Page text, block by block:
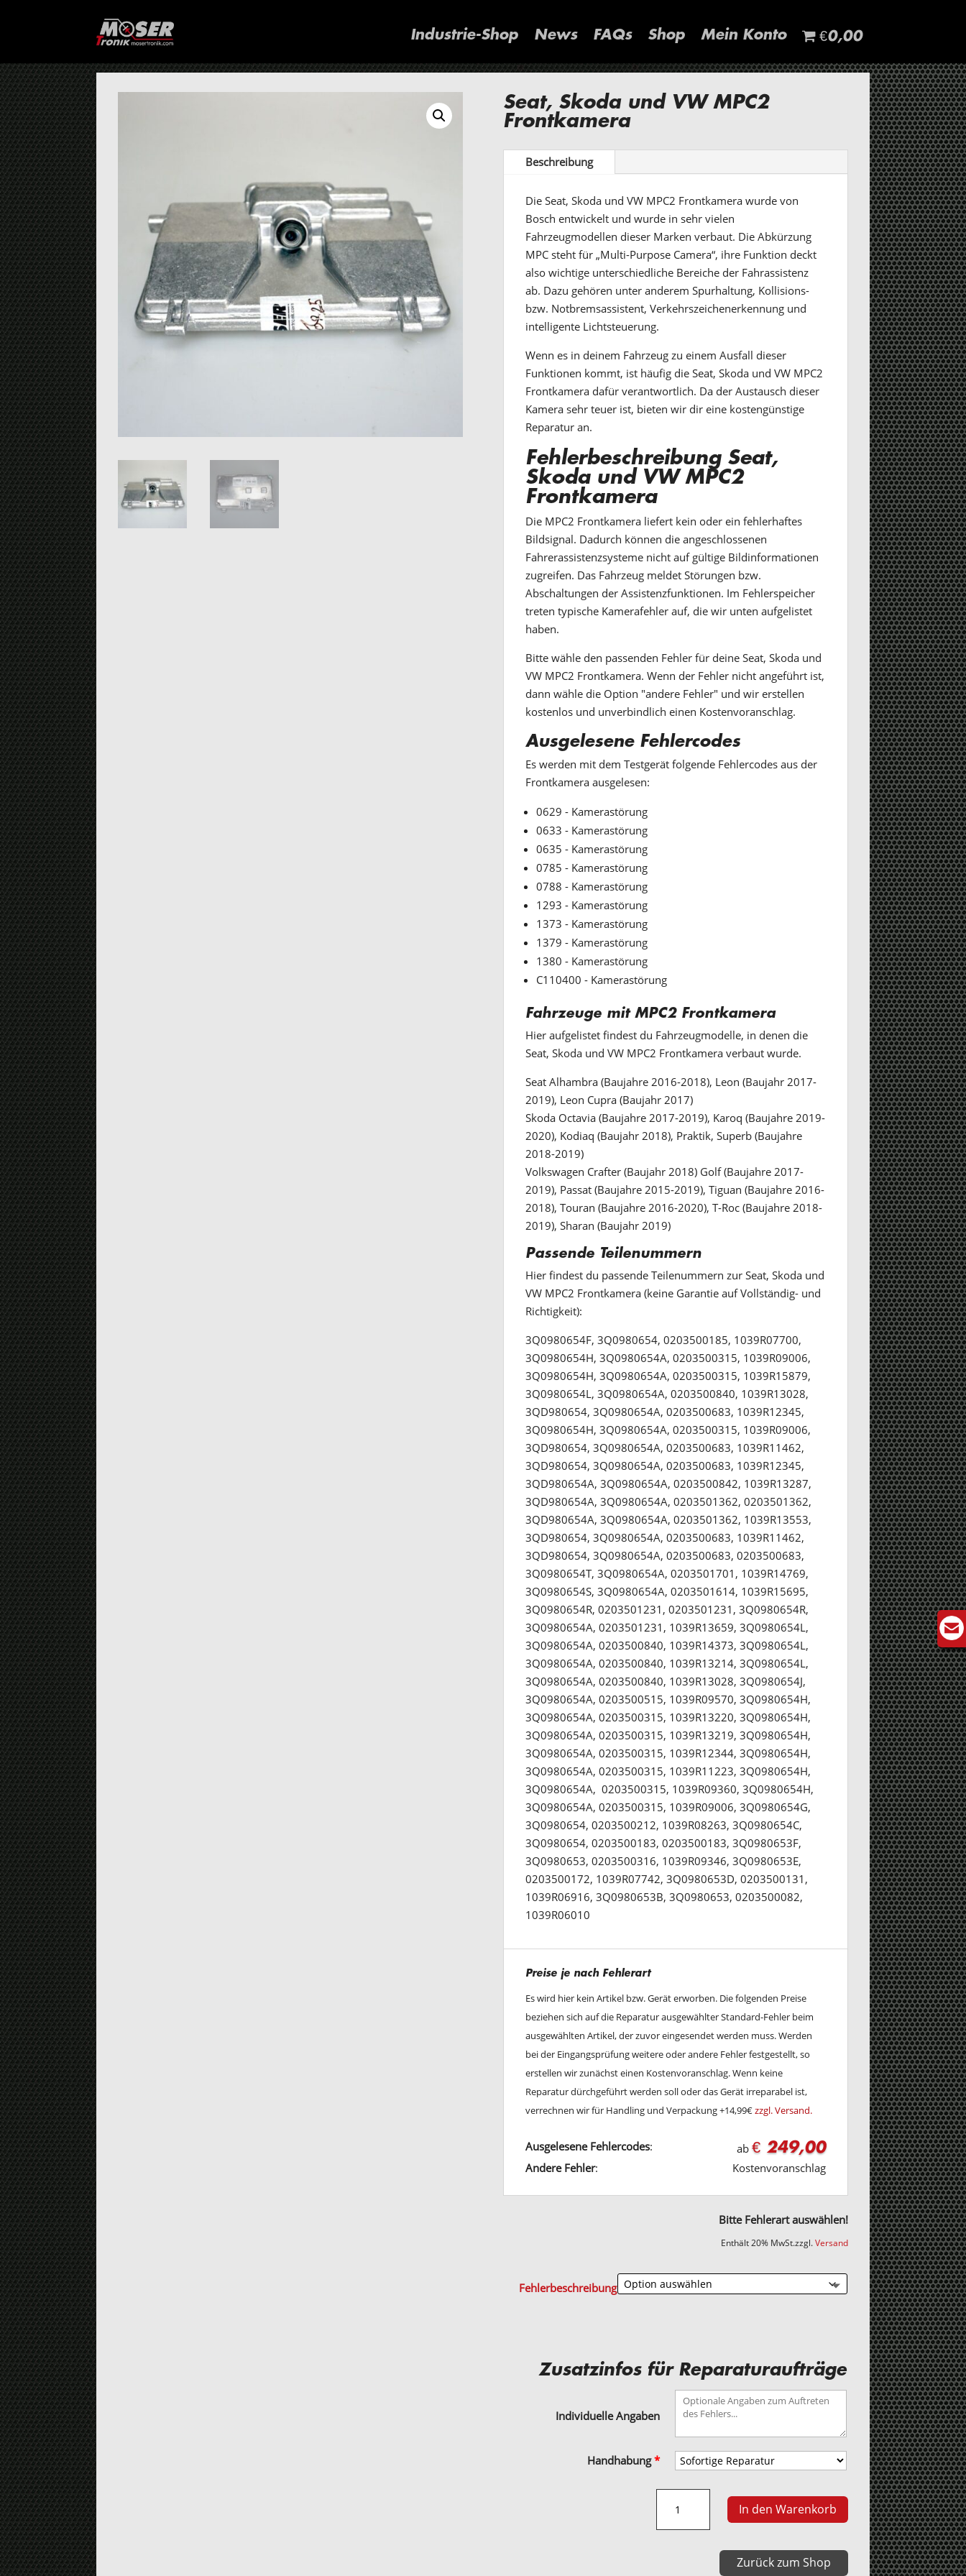
Industrie-Shop News FAQs Shop Mein Konto €0,00
Seat, Skoda und VW MPC2
Frontkamera
Beschreibung
Die Seat, Skoda und VW MPC2 Frontkamera wurde von
Bosch entwickelt und wurde in sehr vielen
Fahrzeugmodellen dieser Marken verbaut. Die Abkürzung
MPC steht für „Multi-Purpose Camera“, ihre Funktion deckt
also wichtige unterschiedliche Bereiche der Fahrassistenz
ab. Dazu gehören unter anderem Spurhaltung, Kollisions-
bzw. Notbremsassistent, Verkehrszeichenerkennung und
intelligente Lichtsteuerung.
Wenn es in deinem Fahrzeug zu einem Ausfall dieser
Funktionen kommt, ist häufig die Seat, Skoda und VW MPC2
Frontkamera dafür verantwortlich. Da der Austausch dieser
Kamera sehr teuer ist, bieten wir dir eine kostengünstige
Reparatur an.
Fehlerbeschreibung Seat,
Skoda und VW MPC2
Frontkamera
Die MPC2 Frontkamera liefert kein oder ein fehlerhaftes
Bildsignal. Dadurch können die angeschlossenen
Fahrerassistenzsysteme nicht auf gültige Bildinformationen
zugreifen. Das Fahrzeug meldet Störungen bzw.
Abschaltungen der Assistenzfunktionen. Im Fehlerspeicher
treten typische Kamerafehler auf, die wir unten aufgelistet
haben.
Bitte wähle den passenden Fehler für deine Seat, Skoda und
VW MPC2 Frontkamera. Wenn der Fehler nicht angeführt ist,
dann wähle die Option "andere Fehler" und wir erstellen
kostenlos und unverbindlich einen Kostenvoranschlag.
Ausgelesene Fehlercodes
Es werden mit dem Testgerät folgende Fehlercodes aus der
Frontkamera ausgelesen:
0629 - Kamerastörung
0633 - Kamerastörung
0635 - Kamerastörung
0785 - Kamerastörung
0788 - Kamerastörung
1293 - Kamerastörung
1373 - Kamerastörung
1379 - Kamerastörung
1380 - Kamerastörung
C110400 - Kamerastörung
Fahrzeuge mit MPC2 Frontkamera
Hier aufgelistet findest du Fahrzeugmodelle, in denen die
Seat, Skoda und VW MPC2 Frontkamera verbaut wurde.
Seat Alhambra (Baujahre 2016-2018), Leon (Baujahr 2017-
2019), Leon Cupra (Baujahr 2017)
Skoda Octavia (Baujahre 2017-2019), Karoq (Baujahre 2019-
2020), Kodiaq (Baujahr 2018), Praktik, Superb (Baujahre
2018-2019)
Volkswagen Crafter (Baujahr 2018) Golf (Baujahre 2017-
2019), Passat (Baujahre 2015-2019), Tiguan (Baujahre 2016-
2018), Touran (Baujahre 2016-2020), T-Roc (Baujahre 2018-
2019), Sharan (Baujahr 2019)
Passende Teilenummern
Hier findest du passende Teilenummern zur Seat, Skoda und
VW MPC2 Frontkamera (keine Garantie auf Vollständig- und
Richtigkeit):
3Q0980654F, 3Q0980654, 0203500185, 1039R07700,
3Q0980654H, 3Q0980654A, 0203500315, 1039R09006,
3Q0980654H, 3Q0980654A, 0203500315, 1039R15879,
3Q0980654L, 3Q0980654A, 0203500840, 1039R13028,
3QD980654, 3Q0980654A, 0203500683, 1039R12345,
3Q0980654H, 3Q0980654A, 0203500315, 1039R09006,
3QD980654, 3Q0980654A, 0203500683, 1039R11462,
3QD980654, 3Q0980654A, 0203500683, 1039R12345,
3QD980654A, 3Q0980654A, 0203500842, 1039R13287,
3QD980654A, 3Q0980654A, 0203501362, 0203501362,
3QD980654A, 3Q0980654A, 0203501362, 1039R13553,
3QD980654, 3Q0980654A, 0203500683, 1039R11462,
3QD980654, 3Q0980654A, 0203500683, 0203500683,
3Q0980654T, 3Q0980654A, 0203501701, 1039R14769,
3Q0980654S, 3Q0980654A, 0203501614, 1039R15695,
3Q0980654R, 0203501231, 0203501231, 3Q0980654R,
3Q0980654A, 0203501231, 1039R13659, 3Q0980654L,
3Q0980654A, 0203500840, 1039R14373, 3Q0980654L,
3Q0980654A, 0203500840, 1039R13214, 3Q0980654L,
3Q0980654A, 0203500840, 1039R13028, 3Q0980654J,
3Q0980654A, 0203500515, 1039R09570, 3Q0980654H,
3Q0980654A, 0203500315, 1039R13220, 3Q0980654H,
3Q0980654A, 0203500315, 1039R13219, 3Q0980654H,
3Q0980654A, 0203500315, 1039R12344, 3Q0980654H,
3Q0980654A, 0203500315, 1039R11223, 3Q0980654H,
3Q0980654A, 0203500315, 1039R09360, 3Q0980654H,
3Q0980654A, 0203500315, 1039R09006, 3Q0980654G,
3Q0980654, 0203500212, 1039R08263, 3Q0980654C,
3Q0980654, 0203500183, 0203500183, 3Q0980653F,
3Q0980653, 0203500316, 1039R09346, 3Q0980653E,
0203500172, 1039R07742, 3Q0980653D, 0203500131,
1039R06916, 3Q0980653B, 3Q0980653, 0203500082,
1039R06010
Preise je nach Fehlerart
Es wird hier kein Artikel bzw. Gerät erworben. Die folgenden Preise
beziehen sich auf die Reparatur ausgewählter Standard-Fehler beim
ausgewählten Artikel, der zuvor eingesendet werden muss. Werden
bei der Eingangsprüfung weitere oder andere Fehler festgestellt, so
erstellen wir zunächst einen Kostenvoranschlag. Wenn keine
Reparatur dürchgeführt werden soll oder das Gerät irreparabel ist,
verrechnen wir für Handling und Verpackung +14,99€zzgl. Versand.
Ausgelesene Fehlercodes: ab € 249,00
Andere Fehler: Kostenvoranschlag
Bitte Fehlerart auswählen!
Enthält 20% MwSt.zzgl.Versand
Fehlerbeschreibung
Zusatzinfos für Reparaturaufträge
Individuelle Angaben
Handhabung*
Skoda
und
In den Warenkorb
Zurück zum Shop